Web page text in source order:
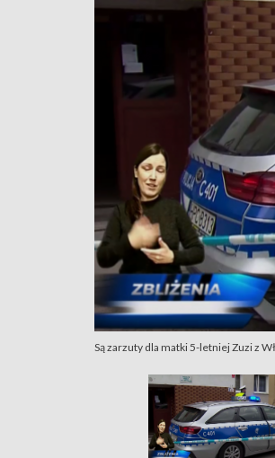
Są zarzuty dla matki 5-letniej Zuzi z